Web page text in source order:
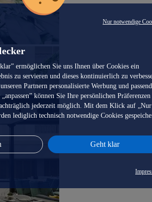
Nur notwendige
ermöglichen Sie uns Ihnen über Cookies ein
zu servieren und dieses kontinuierlich zu
Partnern personalisierte Werbung und
können Sie Ihre persönlichen Präferenzen
jederzeit möglich. Mit dem Klick auf „Nur
lediglich technisch notwendige Cookies
Geht klar